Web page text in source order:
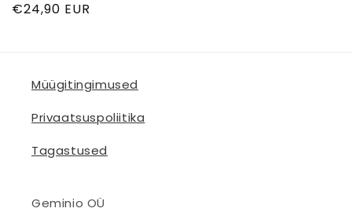
Tavahind
€24,90 EUR
Müügitingimused
Privaatsuspoliitika
Tagastused
Geminio OÜ